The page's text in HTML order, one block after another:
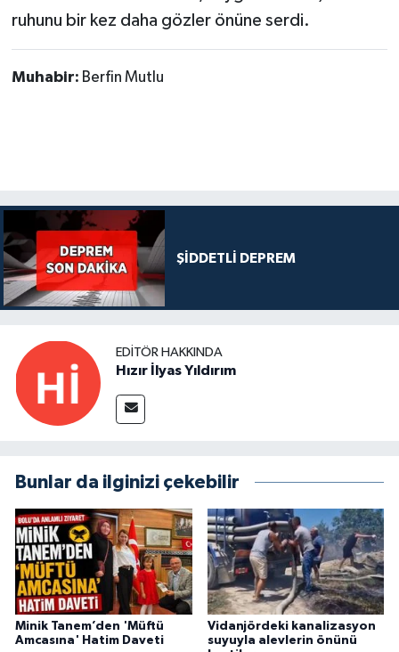
ruhunu bir kez daha gözler önüne serdi.
Muhabir: Berfin Mutlu
ŞİDDETLİ DEPREM
EDITÖR HAKKINDA
Hızır İlyas Yıldırım
Bunlar da ilginizi çekebilir
Minik Tanem’den 'Müftü
Amcasına' Hatim Daveti
Vidanjördeki kanalizasyon
suyuyla alevlerin önünü